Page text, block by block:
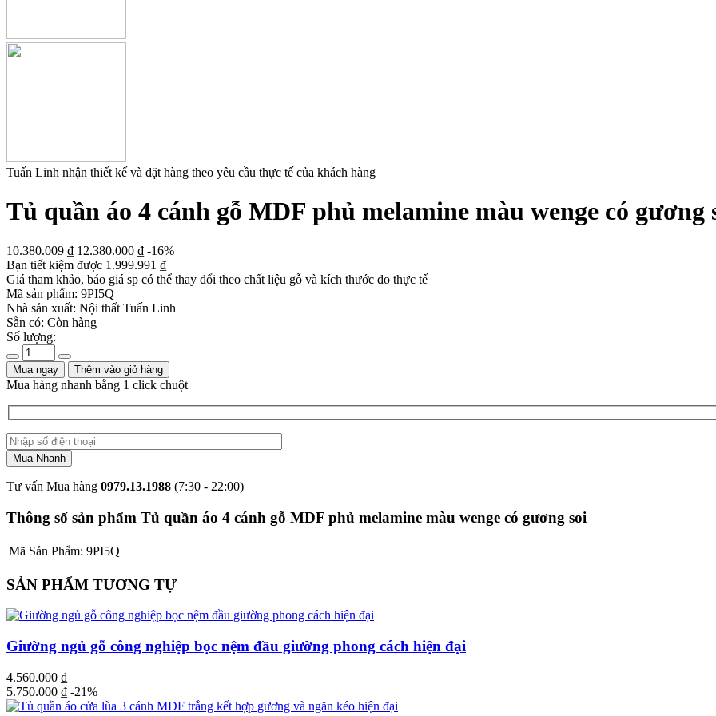
Tuấn Linh nhận thiết kế và đặt hàng theo yêu cầu thực tế của khách hàng
Tủ quần áo 4 cánh gỗ MDF phủ melamine màu wenge có gương
10.380.009 ₫ 12.380.000 ₫ -16%
Bạn tiết kiệm được 1.999.991 ₫
Giá tham khảo, báo giá sp có thể thay đổi theo chất liệu gỗ và kích thước đo thực tế
Mã sản phẩm: 9PI5Q
Nhà sản xuất: Nội thất Tuấn Linh
Sẵn có: Còn hàng
Số lượng:
Mua ngay Thêm vào giỏ hàng
Mua hàng nhanh bằng 1 click chuột
Tư vấn Mua hàng 0979.13.1988 (7:30 - 22:00)
Thông số sản phẩm Tủ quần áo 4 cánh gỗ MDF phủ melamine màu wenge có gương soi
Mã Sản Phẩm: 9PI5Q
SẢN PHẨM TƯƠNG TỰ
Giường ngủ gỗ công nghiệp bọc nệm đầu giường phong cách hiện đại
4.560.000 ₫
5.750.000 ₫ -21%